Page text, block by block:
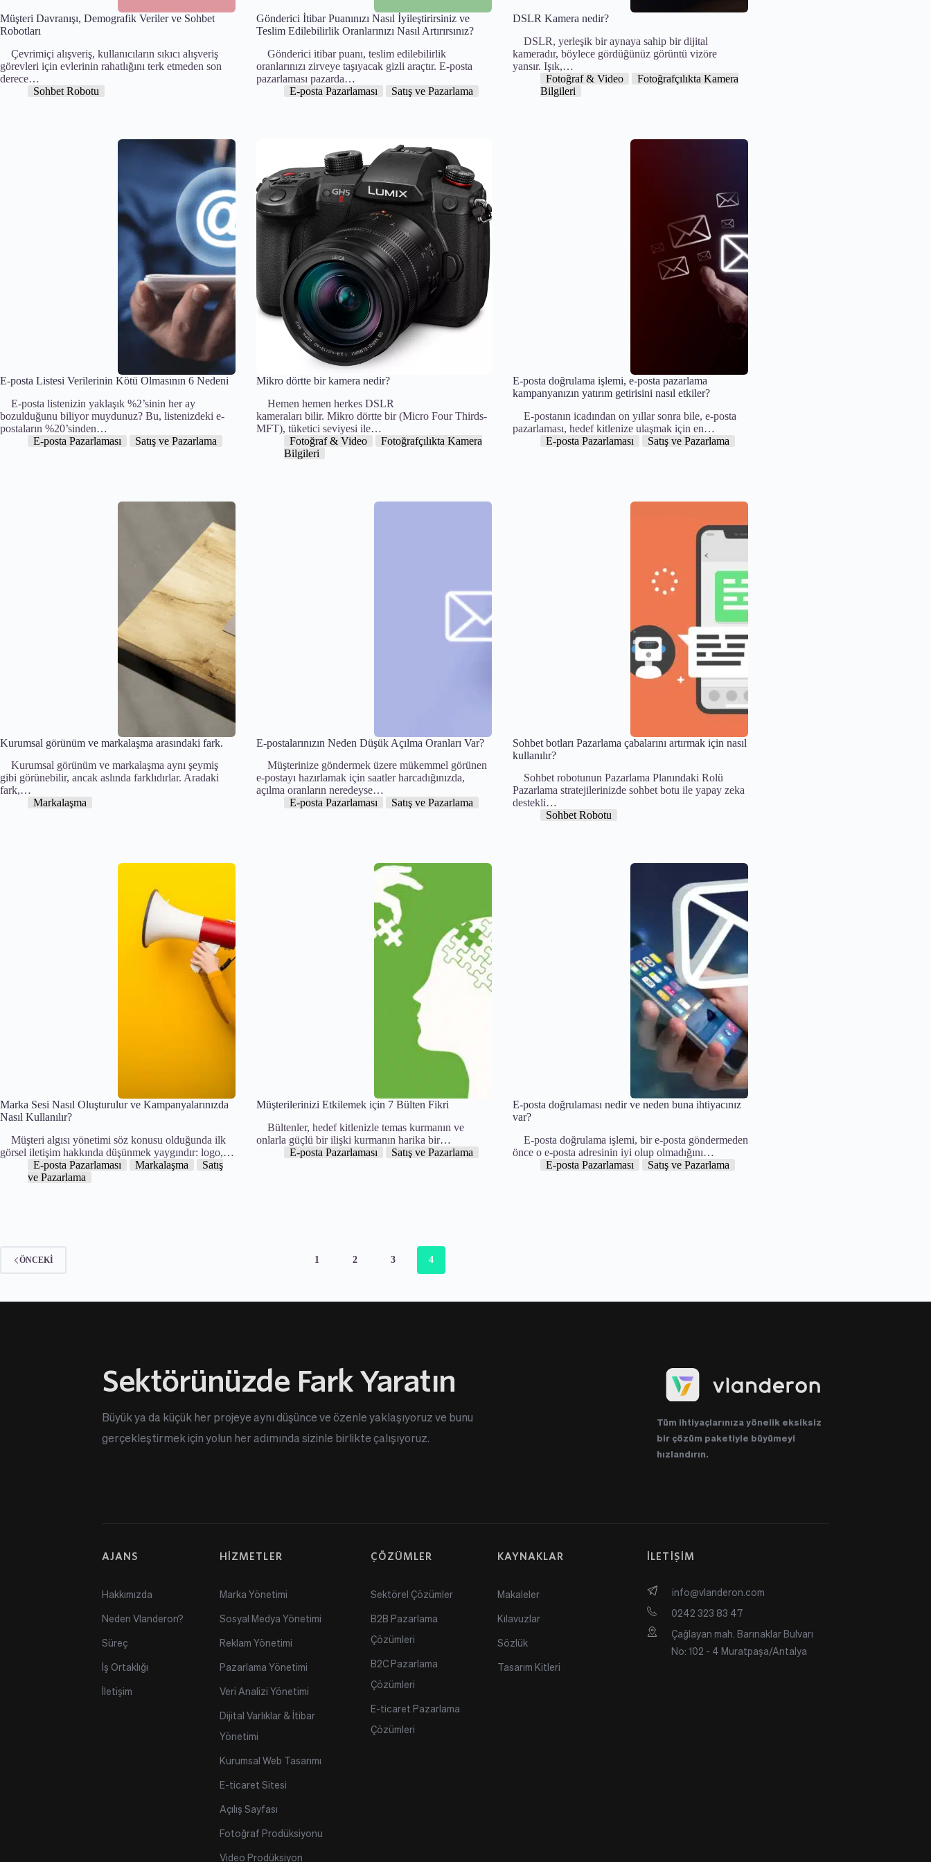
Müşteri Davranışı, Demografik Veriler ve Sohbet
Robotları
Çevrimiçi alışveriş, kullanıcıların sıkıcı alışveriş
görevleri için evlerinin rahatlığını terk etmeden son
derece…
Sohbet Robotu
Gönderici İtibar Puanınızı Nasıl İyileştirirsiniz ve
Teslim Edilebilirlik Oranlarınızı Nasıl Artırırsınız?
Gönderici itibar puanı, teslim edilebilirlik
oranlarınızı zirveye taşıyacak gizli araçtır. E-posta
pazarlaması pazarda…
E-posta Pazarlaması
Satış ve Pazarlama
DSLR Kamera nedir?
DSLR, yerleşik bir aynaya sahip bir dijital
kameradır, böylece gördüğünüz görüntü vizöre
yansır. Işık,…
Fotoğraf & Video
Fotoğrafçılıkta Kamera
Bilgileri
E-posta Listesi Verilerinin Kötü Olmasının 6 Nedeni
E-posta listenizin yaklaşık %2’sinin her ay
bozulduğunu biliyor muydunuz? Bu, listenizdeki e-
postaların %20’sinden…
E-posta Pazarlaması
Satış ve Pazarlama
Mikro dörtte bir kamera nedir?
Hemen hemen herkes DSLR
kameraları bilir. Mikro dörtte bir (Micro Four Thirds-
MFT), tüketici seviyesi ile…
Fotoğraf & Video
Fotoğrafçılıkta Kamera
Bilgileri
E-posta doğrulama işlemi, e-posta pazarlama
kampanyanızın yatırım getirisini nasıl etkiler?
E-postanın icadından on yıllar sonra bile, e-posta
pazarlaması, hedef kitlenize ulaşmak için en…
E-posta Pazarlaması
Satış ve Pazarlama
Kurumsal görünüm ve markalaşma arasındaki fark.
Kurumsal görünüm ve markalaşma aynı şeymiş
gibi görünebilir, ancak aslında farklıdırlar. Aradaki
fark,…
Markalaşma
E-postalarınızın Neden Düşük Açılma Oranları Var?
Müşterinize göndermek üzere mükemmel görünen
e-postayı hazırlamak için saatler harcadığınızda,
açılma oranların neredeyse…
E-posta Pazarlaması
Satış ve Pazarlama
Sohbet botları Pazarlama çabalarını artırmak için nasıl
kullanılır?
Sohbet robotunun Pazarlama Planındaki Rolü
Pazarlama stratejilerinizde sohbet botu ile yapay zeka
destekli…
Sohbet Robotu
Marka Sesi Nasıl Oluşturulur ve Kampanyalarınızda
Nasıl Kullanılır?
Müşteri algısı yönetimi söz konusu olduğunda ilk
görsel iletişim hakkında düşünmek yaygındır: logo,…
E-posta Pazarlaması
Markalaşma
Satış
ve Pazarlama
Müşterilerinizi Etkilemek için 7 Bülten Fikri
Bültenler, hedef kitlenizle temas kurmanın ve
onlarla güçlü bir ilişki kurmanın harika bir…
E-posta Pazarlaması
Satış ve Pazarlama
E-posta doğrulaması nedir ve neden buna ihtiyacınız
var?
E-posta doğrulama işlemi, bir e-posta göndermeden
önce o e-posta adresinin iyi olup olmadığını…
E-posta Pazarlaması
Satış ve Pazarlama
ÖNCEKI 1 2 3 4
Sektörünüzde Fark Yaratın
Büyük ya da küçük her projeye aynı düşünce ve özenle yaklaşıyoruz ve bunu
gerçekleştirmek için yolun her adımında sizinle birlikte çalışıyoruz.
Tüm ihtiyaçlarınıza yönelik eksiksiz
bir çözüm paketiyle büyümeyi
hızlandırın.
AJANS
Hakkımızda
Neden Vlanderon?
Süreç
İş Ortaklığı
İletişim
HİZMETLER
Marka Yönetimi
Sosyal Medya Yönetimi
Reklam Yönetimi
Pazarlama Yönetimi
Veri Analizi Yönetimi
Dijital Varlıklar & İtibar
Yönetimi
Kurumsal Web Tasarımı
E-ticaret Sitesi
Açılış Sayfası
Fotoğraf Prodüksiyonu
Video Prodüksiyon
ÇÖZÜMLER
Sektörel Çözümler
B2B Pazarlama
Çözümleri
B2C Pazarlama
Çözümleri
E-ticaret Pazarlama
Çözümleri
KAYNAKLAR
Makaleler
Kılavuzlar
Sözlük
Tasarım Kitleri
İLETİŞİM
info@vlanderon.com
0242 323 83 47
Çağlayan mah. Barınaklar Bulvarı
No: 102 - 4 Muratpaşa/Antalya